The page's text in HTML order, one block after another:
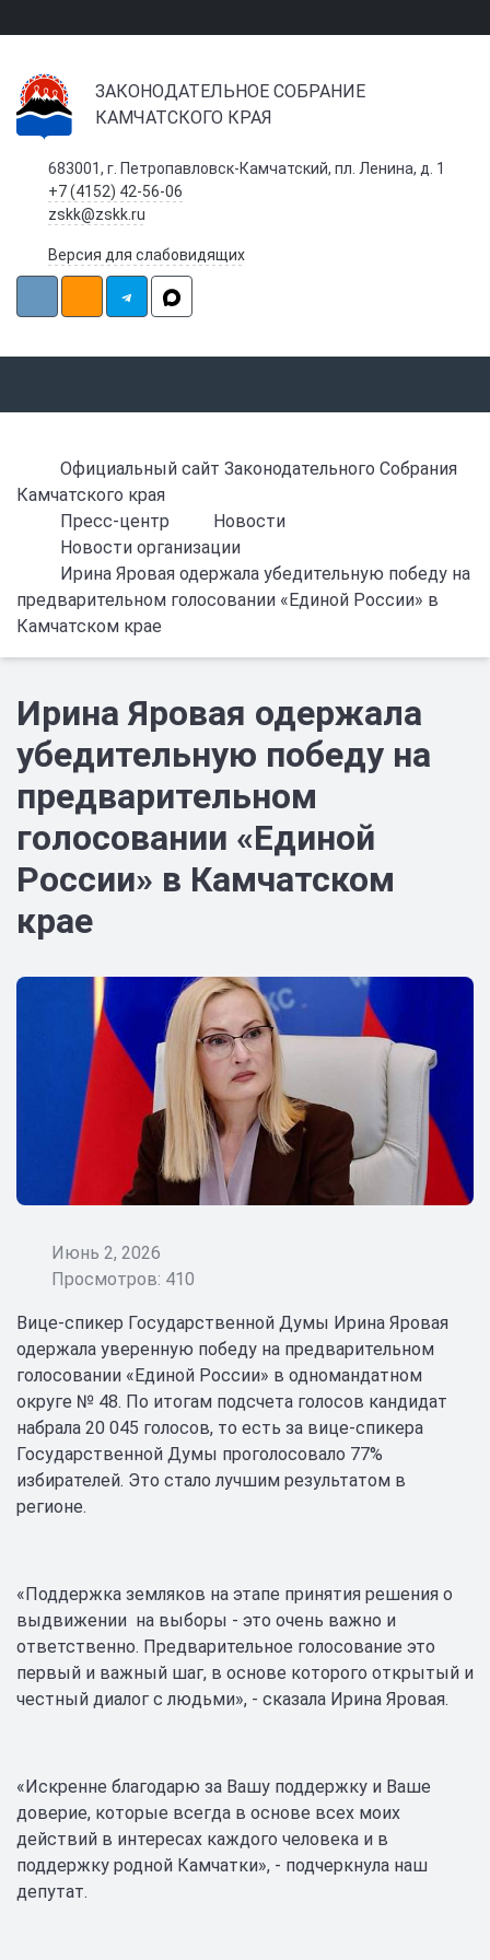
ЗАКОНОДАТЕЛЬНОЕ СОБРАНИЕ
КАМЧАТСКОГО КРАЯ
683001, г. Петропавловск-Камчатский, пл. Ленина, д. 1
+7 (4152) 42-56-06
zskk@zskk.ru
Версия для слабовидящих
Официальный сайт Законодательного Собрания
Камчатского края
Пресс-центр
Новости
Новости организации
Ирина Яровая одержала убедительную победу на
предварительном голосовании «Единой России» в
Камчатском крае
Ирина Яровая одержала
убедительную победу на
предварительном
голосовании «Единой
России» в Камчатском
крае
Июнь 2, 2026
Просмотров: 410
Вице-спикер Государственной Думы Ирина Яровая
одержала уверенную победу на предварительном
голосовании «Единой России» в одномандатном
округе № 48. По итогам подсчета голосов кандидат
набрала 20 045 голосов, то есть за вице-спикера
Государственной Думы проголосовало 77%
избирателей. Это стало лучшим результатом в
регионе.
«Поддержка земляков на этапе принятия решения о
выдвижении на выборы - это очень важно и
ответственно. Предварительное голосование это
первый и важный шаг, в основе которого открытый и
честный диалог с людьми», - сказала Ирина Яровая.
«Искренне благодарю за Вашу поддержку и Ваше
доверие, которые всегда в основе всех моих
действий в интересах каждого человека и в
поддержку родной Камчатки», - подчеркнула наш
депутат.